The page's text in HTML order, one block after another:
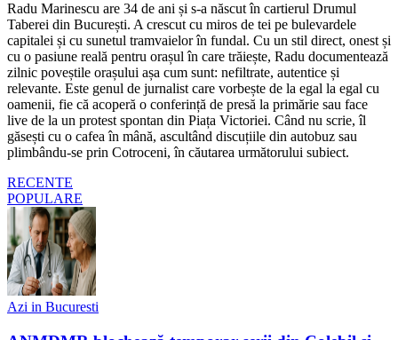
Radu Marinescu are 34 de ani și s-a născut în cartierul Drumul
Taberei din București. A crescut cu miros de tei pe bulevardele
capitalei și cu sunetul tramvaielor în fundal. Cu un stil direct, onest și
cu o pasiune reală pentru orașul în care trăiește, Radu documentează
zilnic poveștile orașului așa cum sunt: nefiltrate, autentice și
relevante. Este genul de jurnalist care vorbește de la egal la egal cu
oamenii, fie că acoperă o conferință de presă la primărie sau face
live de la un protest spontan din Piața Victoriei. Când nu scrie, îl
găsești cu o cafea în mână, ascultând discuțiile din autobuz sau
plimbându-se prin Cotroceni, în căutarea următorului subiect.
RECENTE
POPULARE
Azi in Bucuresti